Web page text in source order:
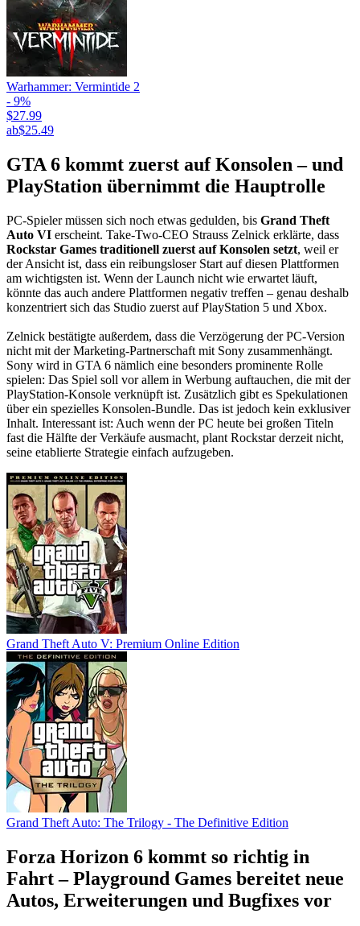
Warhammer: Vermintide 2
- 9%
$27.99
ab$25.49
GTA 6 kommt zuerst auf Konsolen – und
PlayStation übernimmt die Hauptrolle
PC-Spieler müssen sich noch etwas gedulden, bis Grand Theft
Auto VI erscheint. Take-Two-CEO Strauss Zelnick erklärte, dass
Rockstar Games traditionell zuerst auf Konsolen setzt, weil er
der Ansicht ist, dass ein reibungsloser Start auf diesen Plattformen
am wichtigsten ist. Wenn der Launch nicht wie erwartet läuft,
könnte das auch andere Plattformen negativ treffen – genau deshalb
konzentriert sich das Studio zuerst auf PlayStation 5 und Xbox.
Zelnick bestätigte außerdem, dass die Verzögerung der PC-Version
nicht mit der Marketing-Partnerschaft mit Sony zusammenhängt.
Sony wird in GTA 6 nämlich eine besonders prominente Rolle
spielen: Das Spiel soll vor allem in Werbung auftauchen, die mit der
PlayStation-Konsole verknüpft ist. Zusätzlich gibt es Spekulationen
über ein spezielles Konsolen-Bundle. Das ist jedoch kein exklusiver
Inhalt. Interessant ist: Auch wenn der PC heute bei großen Titeln
fast die Hälfte der Verkäufe ausmacht, plant Rockstar derzeit nicht,
seine etablierte Strategie einfach aufzugeben.
Grand Theft Auto V: Premium Online Edition
Grand Theft Auto: The Trilogy - The Definitive Edition
Forza Horizon 6 kommt so richtig in
Fahrt – Playground Games bereitet neue
Autos, Erweiterungen und Bugfixes vor